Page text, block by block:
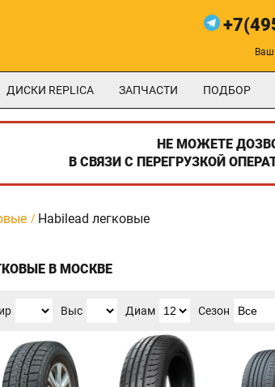
Ваш
ДИСКИ REPLICA ЗАПЧАСТИ ПОДБОР
НЕ МОЖЕТЕ
В СВЯЗИ С ПЕРЕГРУЗКОЙ
Habilead легковые
В МОСКВЕ
Выс Диам Сезон